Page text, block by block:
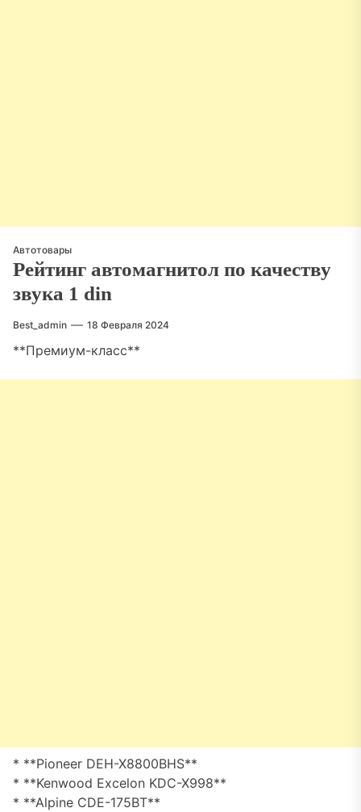
Автотовары
Рейтинг автомагнитол по качеству
звука 1 din
Best_admin 18 Февраля 2024
**Премиум-класс**
* **Pioneer DEH-X8800BHS**
* **Kenwood Excelon KDC-X998**
* **Alpine CDE-175BT**